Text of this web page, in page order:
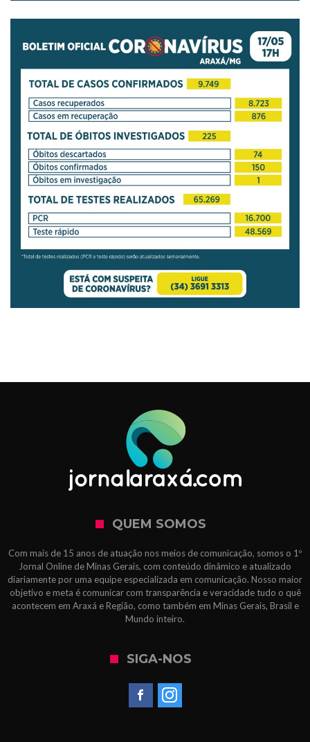
QUEM SOMOS
Com mais de 15 anos de atuação nos meios de comunicação, somos o 1º
Jornal Online de Minas Gerais, com conteúdo dinâmico e atualizado
diariamente por uma equipe especializada em comunicação. Nosso maior
objetivo e meta é comunicar com transparência e veracidade tudo o quê
acontecem em Araxá e Região, como também em Minas Gerais, Brasil e
Mundo inteiro.
SIGA-NOS